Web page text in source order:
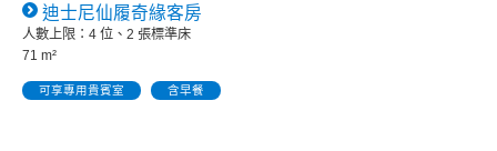
迪士尼仙履奇緣客房
人數上限：4 位、2 張標準床
71 m²
可享專用貴賓室 含早餐